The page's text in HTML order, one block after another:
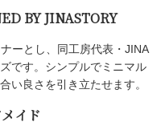
BY JINASTORY
ーとし、同工房代表・JINA
です。シンプルでミニマル
い良さを引き立たせます。
イド